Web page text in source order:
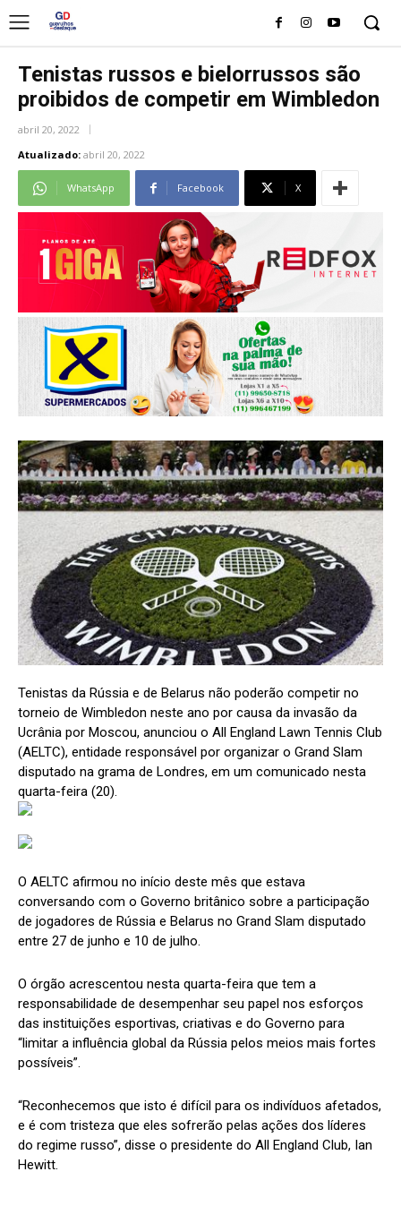
Tenistas russos e bielorrussos são
proibidos de competir em Wimbledon
abril 20, 2022
Atualizado: abril 20, 2022
WhatsApp Facebook X
Tenistas da Rússia e de Belarus não poderão competir no
torneio de Wimbledon neste ano por causa da invasão da
Ucrânia por Moscou, anunciou o All England Lawn Tennis Club
(AELTC), entidade responsável por organizar o Grand Slam
disputado na grama de Londres, em um comunicado nesta
quarta-feira (20).
O AELTC afirmou no início deste mês que estava
conversando com o Governo britânico sobre a participação
de jogadores de Rússia e Belarus no Grand Slam disputado
entre 27 de junho e 10 de julho.
O órgão acrescentou nesta quarta-feira que tem a
responsabilidade de desempenhar seu papel nos esforços
das instituições esportivas, criativas e do Governo para
“limitar a influência global da Rússia pelos meios mais fortes
possíveis”.
“Reconhecemos que isto é difícil para os indivíduos afetados,
e é com tristeza que eles sofrerão pelas ações dos líderes
do regime russo”, disse o presidente do All England Club, Ian
Hewitt.